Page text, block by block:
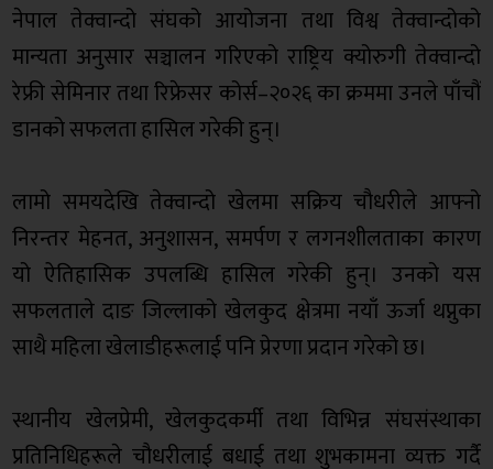
‎‎नेपाल तेक्वान्दो संघको आयोजना तथा विश्व तेक्वान्दोको
मान्यता अनुसार सञ्चालन गरिएको राष्ट्रिय क्योरुगी तेक्वान्दो
रेफ्री सेमिनार तथा रिफ्रेसर कोर्स–२०२६ का क्रममा उनले पाँचौं
डानको सफलता हासिल गरेकी हुन्।
‎लामो समयदेखि तेक्वान्दो खेलमा सक्रिय चौधरीले आफ्नो
निरन्तर मेहनत, अनुशासन, समर्पण र लगनशीलताका कारण
यो ऐतिहासिक उपलब्धि हासिल गरेकी हुन्। उनको यस
सफलताले दाङ जिल्लाको खेलकुद क्षेत्रमा नयाँ ऊर्जा थप्नुका
साथै महिला खेलाडीहरूलाई पनि प्रेरणा प्रदान गरेको छ।
‎स्थानीय खेलप्रेमी, खेलकुदकर्मी तथा विभिन्न संघसंस्थाका
प्रतिनिधिहरूले चौधरीलाई बधाई तथा शुभकामना व्यक्त गर्दै